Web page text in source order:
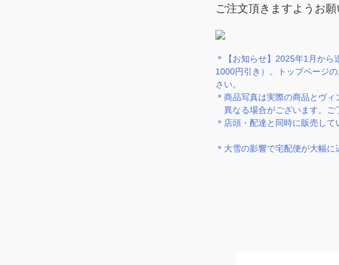
ご注文頂きますようお願
＊【お知らせ】2025年1月か
1000円引き）。トップページ
さい。
＊商品写真は実際の商品とヴ
異なる場合がございます。ご
＊店頭・配達と同時に販売して
＊大雪の影響で宅配便が大幅